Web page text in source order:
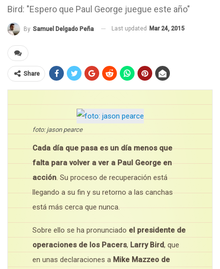
Bird: "Espero que Paul George juegue este año"
By Samuel Delgado Peña Last updated Mar 24, 2015
Share
foto: jason pearce
Cada día que pasa es un día menos que
falta para volver a ver a Paul George en
acción. Su proceso de recuperación está
llegando a su fin y su retorno a las canchas
está más cerca que nunca.
Sobre ello se ha pronunciado el presidente de
operaciones de los Pacers, Larry Bird, que
en unas declaraciones a Mike Mazzeo de